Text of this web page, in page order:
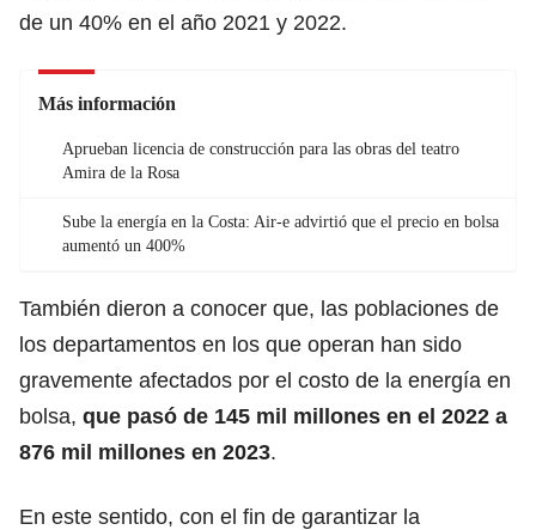
de un 40% en el año 2021 y 2022.
Más información
Aprueban licencia de construcción para las obras del teatro
Amira de la Rosa
Sube la energía en la Costa: Air-e advirtió que el precio en bolsa
aumentó un 400%
También dieron a conocer que, las poblaciones de
los departamentos en los que operan han sido
gravemente afectados por el costo de la energía en
bolsa, que pasó de 145 mil millones en el 2022 a
876 mil millones en 2023.
En este sentido, con el fin de garantizar la